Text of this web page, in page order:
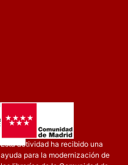
Esta actividad ha recibido una
ayuda para la modernización de